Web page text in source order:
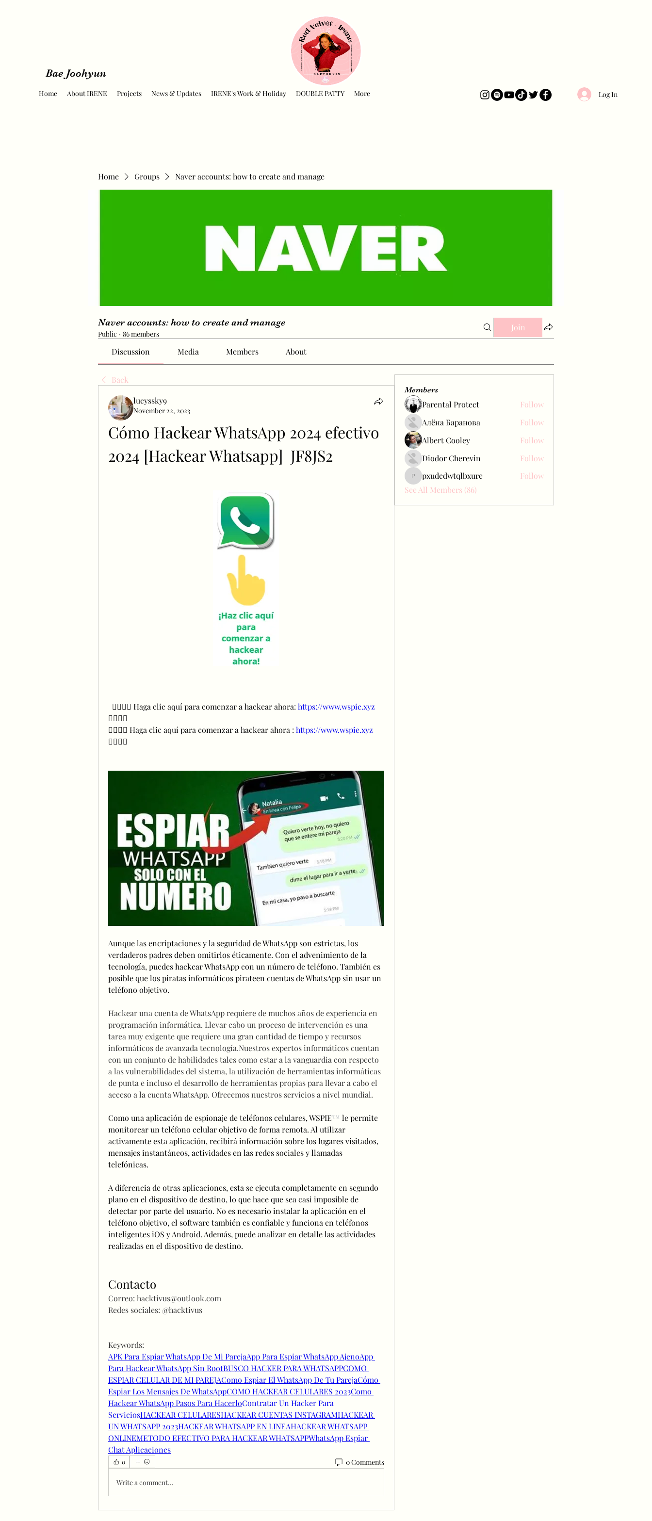
Bae Joohyun
Home About IRENE Projects News & Updates IRENE's Work & Holiday DOUBLE PATTY More Log In
Home Groups Naver accounts: how to create and manage
Naver accounts: how to create and manage
Public · 86 members
Join
Discussion Media Members About
Back
lucyssky9
November 22, 2023
Cómo Hackear WhatsApp 2024 efectivo
2024 [Hackear Whatsapp]  JF8JS2
  👉🏻👉🏻 Haga clic aquí para comenzar a hackear ahora:
https://www.wspie.xyz
👈🏻👈🏻
👉🏻👉🏻 Haga clic aquí para comenzar a hackear ahora : https://www.wspie.xyz
👈🏻👈🏻
Aunque las encriptaciones y la seguridad de WhatsApp son estrictas, los
verdaderos padres deben omitirlos éticamente. Con el advenimiento de la
tecnología, puedes hackear WhatsApp con un número de teléfono. También es
posible que los piratas informáticos pirateen cuentas de WhatsApp sin usar un
teléfono objetivo.
Hackear una cuenta de WhatsApp requiere de muchos años de experiencia en
programación informática. Llevar cabo un proceso de intervención es una
tarea muy exigente que requiere una gran cantidad de tiempo y recursos
informáticos de avanzada tecnología.Nuestros expertos informáticos cuentan
con un conjunto de habilidades tales como estar a la vanguardia con respecto
a las vulnerabilidades del sistema, la utilización de herramientas informáticas
de punta e incluso el desarrollo de herramientas propias para llevar a cabo el
acceso a la cuenta WhatsApp. Ofrecemos nuestros servicios a nivel mundial.
Como una aplicación de espionaje de teléfonos celulares, WSPIE™ le permite
monitorear un teléfono celular objetivo de forma remota. Al utilizar
activamente esta aplicación, recibirá información sobre los lugares visitados,
mensajes instantáneos, actividades en las redes sociales y llamadas
telefónicas.
A diferencia de otras aplicaciones, esta se ejecuta completamente en segundo
plano en el dispositivo de destino, lo que hace que sea casi imposible de
detectar por parte del usuario. No es necesario instalar la aplicación en el
teléfono objetivo, el software también es confiable y funciona en teléfonos
inteligentes iOS y Android. Además, puede analizar en detalle las actividades
realizadas en el dispositivo de destino.
Contacto
Correo: hacktivus@outlook.com
Redes sociales: @hacktivus
Keywords:
APK Para Espiar WhatsApp De Mi ParejaApp Para Espiar WhatsApp AjenoApp
Para Hackear WhatsApp Sin RootBUSCO HACKER PARA WHATSAPPCOMO
ESPIAR CELULAR DE MI PAREJAComo Espiar El WhatsApp De Tu ParejaCómo
Espiar Los Mensajes De WhatsAppCOMO HACKEAR CELULARES 2023Como
Hackear WhatsApp Pasos Para HacerloContratar Un Hacker Para
ServiciosHACKEAR CELULARESHACKEAR CUENTAS INSTAGRAMHACKEAR
UN WHATSAPP 2023HACKEAR WHATSAPP EN LINEAHACKEAR WHATSAPP
ONLINEMETODO EFECTIVO PARA HACKEAR WHATSAPPWhatsApp Espiar
Chat Aplicaciones
0 0 Comments
Write a comment...
Members
Parental Protect
Follow
Алёна Баранова
Follow
Albert Cooley
Follow
Diodor Cherevin
Follow
pxudcdwtqlbxure
pxudcdwtqlbxure
Follow
See All Members (86)